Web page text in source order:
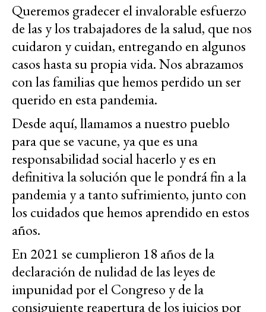
Queremos gradecer el invalorable esfuerzo
de las y los trabajadores de la salud, que nos
cuidaron y cuidan, entregando en algunos
casos hasta su propia vida. Nos abrazamos
con las familias que hemos perdido un ser
querido en esta pandemia.
Desde aquí, llamamos a nuestro pueblo
para que se vacune, ya que es una
responsabilidad social hacerlo y es en
definitiva la solución que le pondrá fin a la
pandemia y a tanto sufrimiento, junto con
los cuidados que hemos aprendido en estos
años.
En 2021 se cumplieron 18 años de la
declaración de nulidad de las leyes de
impunidad por el Congreso y de la
consiguiente reapertura de los juicios por